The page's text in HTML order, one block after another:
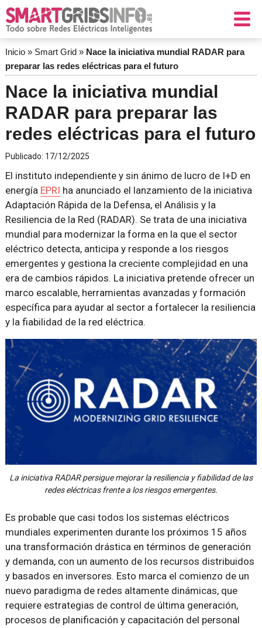
Inicio» Smart Grid» Nace la iniciativa mundial RADAR para
preparar las redes eléctricas para el futuro
Nace la iniciativa mundial
RADAR para preparar las
redes eléctricas para el futuro
Publicado: 17/12/2025
El instituto independiente y sin ánimo de lucro de I+D en
energía EPRI ha anunciado el lanzamiento de la iniciativa
Adaptación Rápida de la Defensa, el Análisis y la
Resiliencia de la Red (RADAR). Se trata de una iniciativa
mundial para modernizar la forma en la que el sector
eléctrico detecta, anticipa y responde a los riesgos
emergentes y gestiona la creciente complejidad en una
era de cambios rápidos. La iniciativa pretende ofrecer un
marco escalable, herramientas avanzadas y formación
específica para ayudar al sector a fortalecer la resiliencia
y la fiabilidad de la red eléctrica.
La iniciativa RADAR persigue mejorar la resiliencia y fiabilidad de las
redes eléctricas frente a los riesgos emergentes.
Es probable que casi todos los sistemas eléctricos
mundiales experimenten durante los próximos 15 años
una transformación drástica en términos de generación
y demanda, con un aumento de los recursos distribuidos
y basados ​​en inversores. Esto marca el comienzo de un
nuevo paradigma de redes altamente dinámicas, que
requiere estrategias de control de última generación,
procesos de planificación y capacitación del personal